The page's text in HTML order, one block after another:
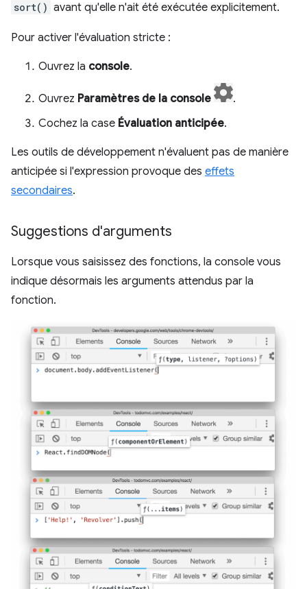
sort() avant qu'elle n'ait été exécutée explicitement.
Pour activer l'évaluation stricte :
Ouvrez la console.
Ouvrez Paramètres de la console
.
Cochez la case Évaluation anticipée.
Les outils de développement n'évaluent pas de manière
anticipée si l'expression provoque des effets
secondaires.
Suggestions d'arguments
Lorsque vous saisissez des fonctions, la console vous
indique désormais les arguments attendus par la
fonction.